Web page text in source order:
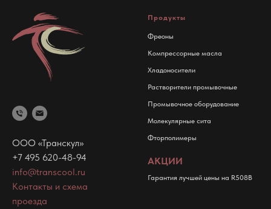
ООО «Транскул»
+7 495 620-48-94
info@transcool.ru
Контакты и схема
проезда
Продукты
Фреоны
Компрессорные масла
Хладоносители
Растворители промывочные
Промывочное оборудование
Молекулярные сита
Фторполимеры
АКЦИИ
Гарантия лучшей цены на R508B